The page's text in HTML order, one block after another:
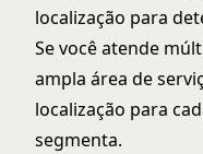
localização para
Se você atende
ampla área de
localização para
segmenta.